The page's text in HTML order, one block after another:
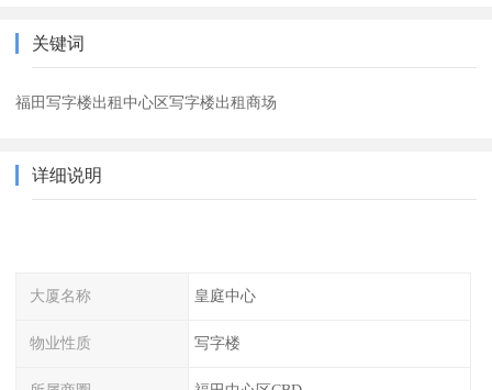
关键词
福田写字楼出租中心区写字楼出租商场
详细说明
大厦名称 皇庭中心
物业性质 写字楼